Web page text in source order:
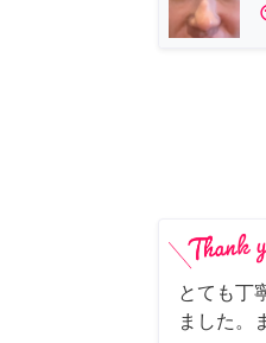
とても丁
ました。